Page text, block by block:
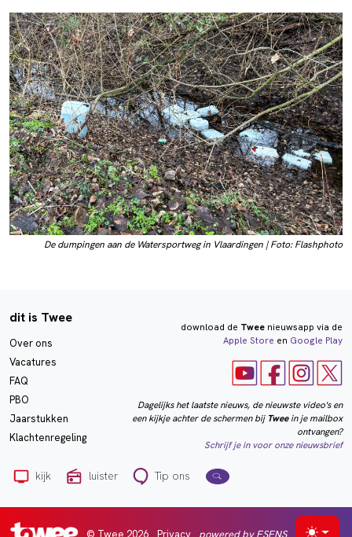
De dumpingen aan de Watersportweg in Vlaardingen | Foto: Flashphoto
dit is Twee
Over ons
Vacatures
FAQ
PBO
Jaarstukken
Klachtenregeling
download de Tweenieuwsapp via de
Apple Store en Google Play
Dagelijks het laatste nieuws, de nieuwste video's en
een kijkje achter de schermen bij Tweein je mailbox
ontvangen?
Schrijf je in voor onze nieuwsbrief
kijk luister Tip ons
© Twee 2026 Privacy powered by ESENS